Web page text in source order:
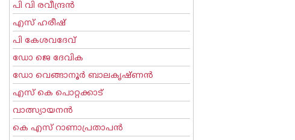
പി വി രവീന്ദ്രന്‍
എസ് ഹരീഷ്
പി കേശവദേവ്‌
ഡോ ജെ ദേവിക
ഡോ വെങ്ങാനൂര്‍ ബാലകൃഷ്ണന്‍
എസ്‌ കെ പൊറ്റക്കാട്‌
വാത്സ്യായനന്‍
കെ എസ് റാണാപ്രതാപന്‍